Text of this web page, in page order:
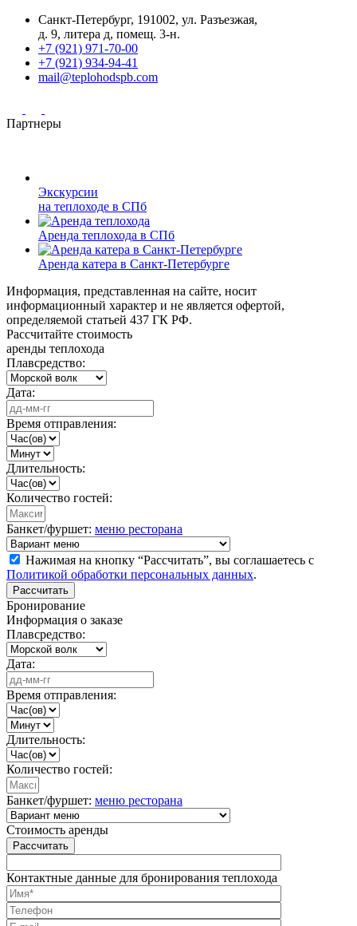
Санкт-Петербург, 191002, ул. Разъезжая,
д. 9, литера д, помещ. 3-н.
+7 (921) 971-70-00
+7 (921) 934-94-41
mail@teplohodspb.com
Партнеры
Экскурсии
на теплоходе в СПб
Аренда теплохода в СПб
Аренда катера в Санкт-Петербурге
Информация, представленная на сайте, носит
информационный характер и не является офертой,
определяемой статьей 437 ГК РФ.
Рассчитайте стоимость
аренды теплохода
Плавсредство:
Дата:
Время отправления:
Длительность:
Количество гостей:
Банкет/фуршет: меню ресторана
Нажимая на кнопку “Рассчитать”, вы соглашаетесь с
Политикой обработки персональных данных.
Рассчитать
Бронирование
Информация о заказе
Плавсредство:
Дата:
Время отправления:
Длительность:
Количество гостей:
Банкет/фуршет: меню ресторана
Стоимость аренды
Рассчитать
Контактные данные для бронирования теплохода